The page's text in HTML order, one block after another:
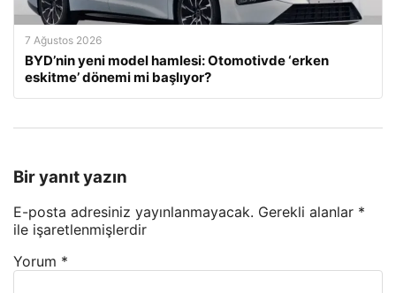
7 Ağustos 2026
BYD’nin yeni model hamlesi: Otomotivde ‘erken
eskitme’ dönemi mi başlıyor?
Bir yanıt yazın
E-posta adresiniz yayınlanmayacak. Gerekli alanlar *
ile işaretlenmişlerdir
Yorum *